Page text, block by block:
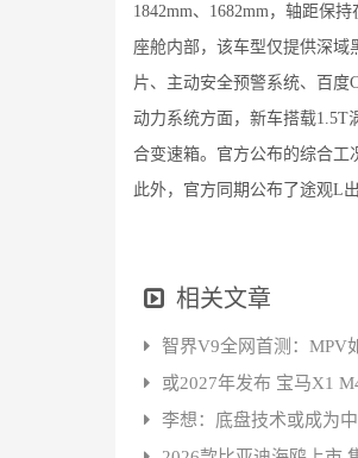
1842mm、1682mm，轴距保持
座舱内部，该车型仅提供深域
片、主动安全预警系统、百度
动力系统方面，新车搭载1.5T
合变速箱。官方公布的综合工
此外，官方同期公布了途观L
相关文章
智界V9全网首测：MPV
或2027年发布 宝马X1
李想：底盘技术或成为